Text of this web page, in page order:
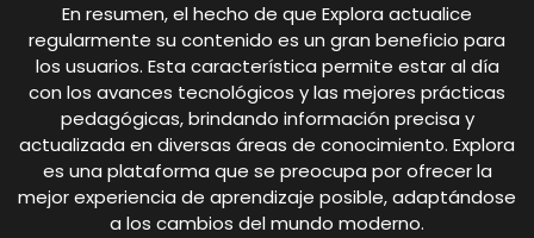
En resumen, el hecho de que Explora actualice
regularmente su contenido es un gran beneficio para
los usuarios. Esta característica permite estar al día
con los avances tecnológicos y las mejores prácticas
pedagógicas, brindando información precisa y
actualizada en diversas áreas de conocimiento. Explora
es una plataforma que se preocupa por ofrecer la
mejor experiencia de aprendizaje posible, adaptándose
a los cambios del mundo moderno.